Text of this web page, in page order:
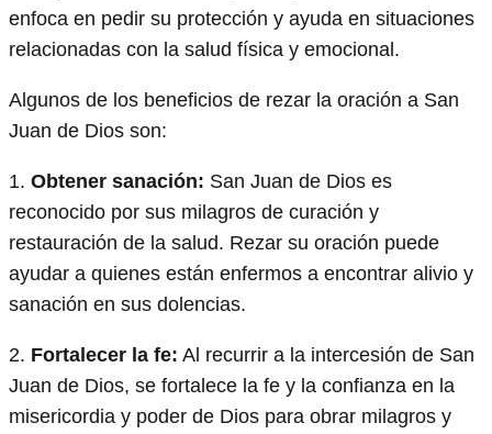
enfoca en pedir su protección y ayuda en situaciones
relacionadas con la salud física y emocional.
Algunos de los beneficios de rezar la oración a San
Juan de Dios son:
1. Obtener sanación: San Juan de Dios es
reconocido por sus milagros de curación y
restauración de la salud. Rezar su oración puede
ayudar a quienes están enfermos a encontrar alivio y
sanación en sus dolencias.
2. Fortalecer la fe: Al recurrir a la intercesión de San
Juan de Dios, se fortalece la fe y la confianza en la
misericordia y poder de Dios para obrar milagros y